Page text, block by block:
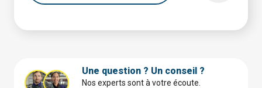
Une question ? Un conseil ?
Nos experts sont à votre écoute.